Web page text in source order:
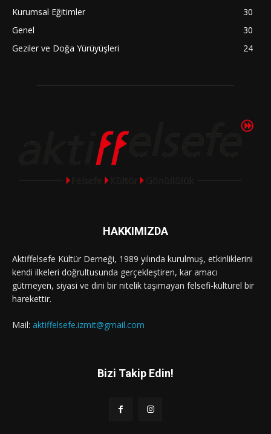
Kurumsal Eğitimler
30
Genel
30
Geziler ve Doğa Yürüyüşleri
24
HAKKIMIZDA
Aktiffelsefe Kültür Derneği, 1989 yılında kurulmuş, etkinliklerini
kendi ilkeleri doğrultusunda gerçekleştiren, kar amacı
gütmeyen, siyasi ve dini bir nitelik taşımayan felsefi-kültürel bir
harekettir.
Mail: aktiffelsefe.izmit@gmail.com
Bizi Takip Edin!